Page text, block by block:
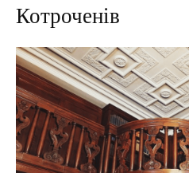
Котроченів